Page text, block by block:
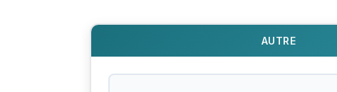
AUTRE